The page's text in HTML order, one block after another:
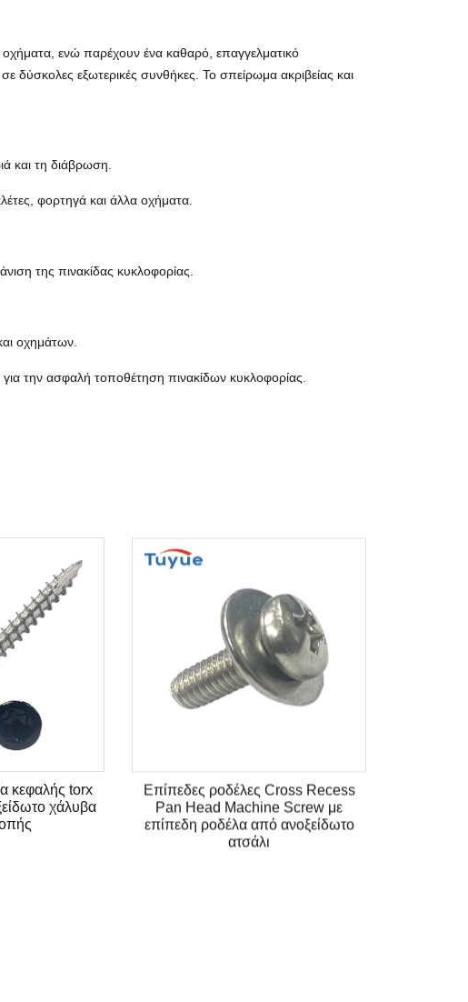
οχήματα, ενώ παρέχουν ένα καθαρό, επαγγελματικό
δύσκολες εξωτερικές συνθήκες. Το σπείρωμα ακριβείας και
και τη διάβρωση.
φορτηγά και άλλα οχήματα.
της πινακίδας κυκλοφορίας.
οχημάτων.
την ασφαλή τοποθέτηση πινακίδων κυκλοφορίας.
κεφαλής torx
χάλυβα
Επίπεδες ροδέλες Cross Recess
Pan Head Machine Screw με
επίπεδη ροδέλα από ανοξείδωτο
ατσάλι